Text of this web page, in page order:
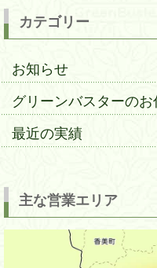
カテゴリー
お知らせ
グリーンバスターのお
最近の実績
主な営業エリア